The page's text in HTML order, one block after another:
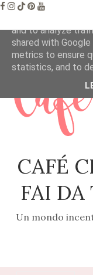
CAFÉ
FAI DA
Un mondo
This site uses
and to analyze
shared with
metrics to ensure
statistics, and to